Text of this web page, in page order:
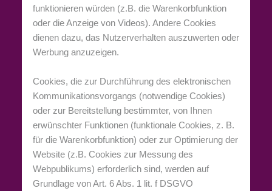
funktionieren würden (z.B. die Warenkorbfunktion
oder die Anzeige von Videos). Andere Cookies
dienen dazu, das Nutzerverhalten auszuwerten oder
Werbung anzuzeigen.
Cookies, die zur Durchführung des elektronischen
Kommunikationsvorgangs (notwendige Cookies)
oder zur Bereitstellung bestimmter, von Ihnen
erwünschter Funktionen (funktionale Cookies, z. B.
für die Warenkorbfunktion) oder zur Optimierung der
Website (z.B. Cookies zur Messung des
Webpublikums) erforderlich sind, werden auf
Grundlage von Art. 6 Abs. 1 lit. f DSGVO